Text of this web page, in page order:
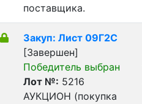
поставщика.
Закуп: Лист 09Г2С
[Завершен]
Победитель выбран
Лот №: 5216
АУКЦИОН (покупка